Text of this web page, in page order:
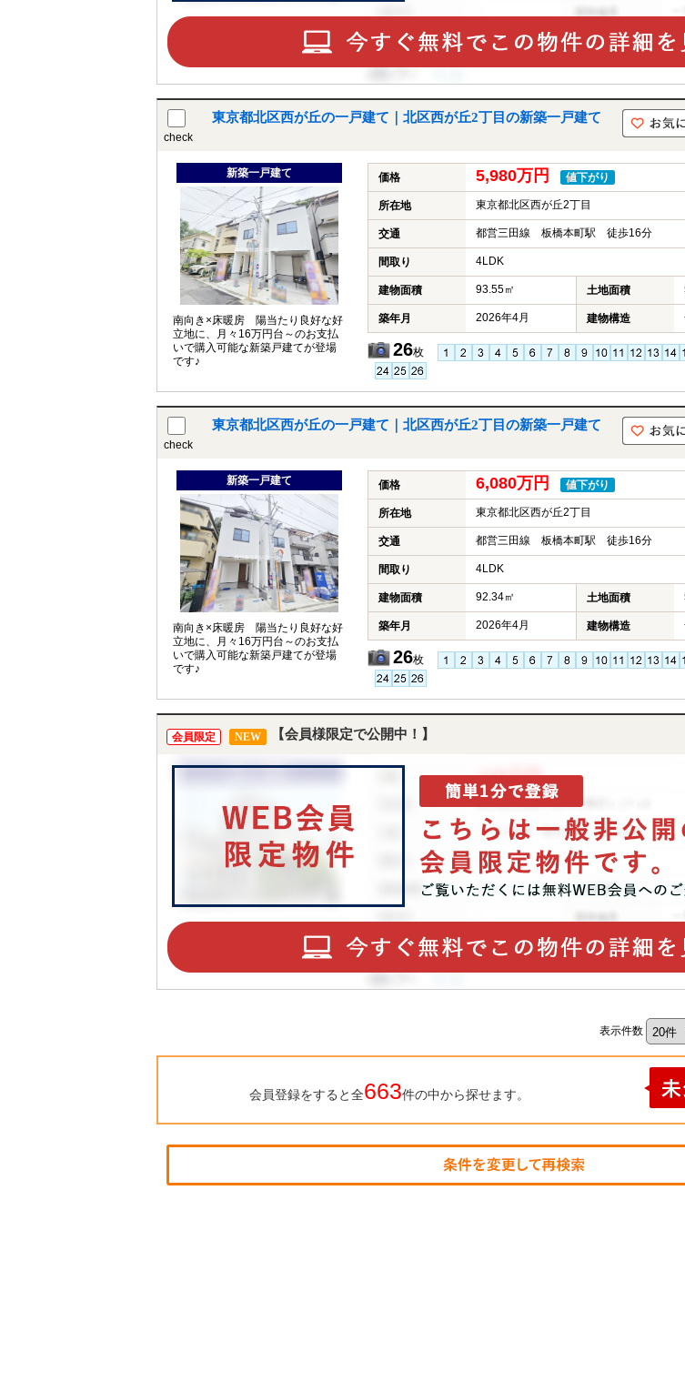
check
東京都北区西が丘の一戸建て｜北区西が丘2丁目の新築一戸建て
新築一戸建て
南向き×床暖房 陽当たり良好な好
立地に、月々16万円台～のお支払
いで購入可能な新築戸建てが登場
です♪
価格 5,980万円 値下がり
所在地 東京都北区西が丘2丁目
交通 都営三田線 板橋本町駅 徒歩16分
間取り 4LDK
建物面積 93.55㎡ 土地面積
築年月 2026年4月 建物構造
26枚
check
東京都北区西が丘の一戸建て｜北区西が丘2丁目の新築一戸建て
新築一戸建て
南向き×床暖房 陽当たり良好な好
立地に、月々16万円台～のお支払
いで購入可能な新築戸建てが登場
です♪
価格 6,080万円 値下がり
所在地 東京都北区西が丘2丁目
交通 都営三田線 板橋本町駅 徒歩16分
間取り 4LDK
建物面積 92.34㎡ 土地面積
築年月 2026年4月 建物構造
26枚
会員限定 NEW 【会員様限定で公開中！】
表示件数
会員登録をすると全663件の中から探せます。